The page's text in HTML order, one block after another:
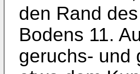
den Rand
Bodens 11.
geruchs- und